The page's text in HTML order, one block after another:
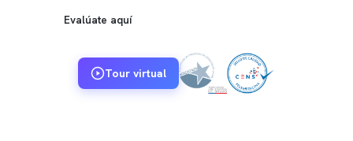
Evalúate aquí
Tour virtual